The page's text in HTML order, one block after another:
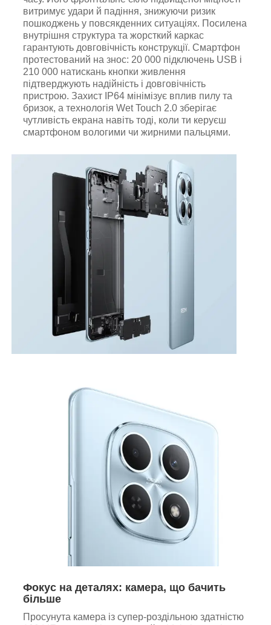
витримує удари й падіння, знижуючи ризик
пошкоджень у повсякденних ситуаціях. Посилена
внутрішня структура та жорсткий каркас
гарантують довговічність конструкції. Смартфон
протестований на знос: 20 000 підключень USB і
210 000 натискань кнопки живлення
підтверджують надійність і довговічність
пристрою. Захист IP64 мінімізує вплив пилу та
бризок, а технологія Wet Touch 2.0 зберігає
чутливість екрана навіть тоді, коли ти керуєш
смартфоном вологими чи жирними пальцями.
Фокус на деталях: камера, що бачить
більше
Просунута камера із супер-роздільною здатністю